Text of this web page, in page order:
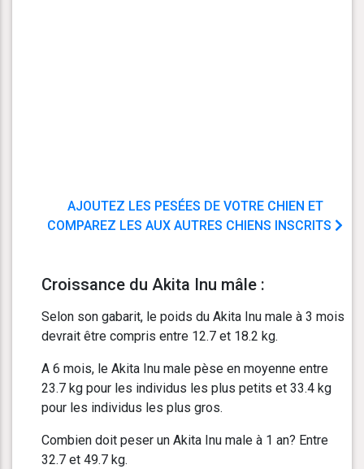
AJOUTEZ LES PESÉES DE VOTRE CHIEN ET
COMPAREZ LES AUX AUTRES CHIENS INSCRITS
Croissance du Akita Inu mâle :
Selon son gabarit, le poids du Akita Inu male à 3 mois
devrait être compris entre 12.7 et 18.2 kg.
A 6 mois, le Akita Inu male pèse en moyenne entre
23.7 kg pour les individus les plus petits et 33.4 kg
pour les individus les plus gros.
Combien doit peser un Akita Inu male à 1 an? Entre
32.7 et 49.7 kg.